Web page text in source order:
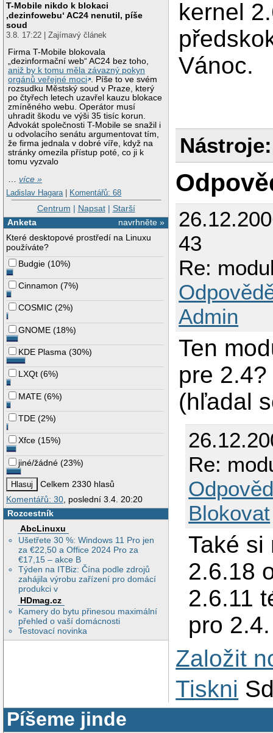
T-Mobile nikdo k blokaci
‚dezinfowebu‘ AC24 nenutil, píše
soud
3.8. 17:22 | Zajímavý článek
Firma T-Mobile blokovala
„dezinformační web“ AC24 bez toho,
aniž by k tomu měla závazný pokyn
orgánů veřejné moci . Píše to ve svém
rozsudku Městský soud v Praze, který
po čtyřech letech uzavřel kauzu blokace
zmíněného webu. Operátor musí
uhradit škodu ve výši 35 tisíc korun.
Advokát společnosti T-Mobile se snažil i
u odvolacího senátu argumentovat tím,
že firma jednala v dobré víře, když na
stránky omezila přístup poté, co ji k
tomu vyzvalo
…více »
Ladislav Hagara | Komentářů: 68
Centrum | Napsat| Starší
navrhněte »
Anketa
Které desktopové prostředí na Linuxu
používáte?
Budgie (10%)
Cinnamon (7%)
COSMIC (2%)
GNOME (18%)
KDE Plasma (30%)
LXQt (6%)
MATE (6%)
TDE (2%)
Xfce (15%)
jiné/žádné (23%)
Celkem 2330 hlasů
Komentářů: 30, poslední 3.4. 20:20
Rozcestník
AbcLinuxu
Ušetřete 30 %: Windows 11 Pro jen
za €22,50 a Office 2024 Pro za
€17,15 – akce B
Týden na ITBiz: Čína podle zdrojů
zahájila výrobu zařízení pro domácí
produkci v
HDmag.cz
Kamery do bytu přinesou maximální
přehled o vaší domácnosti
Testovací novinka
kernel
Vánoc.
Nástroje:
43
Re:
Admin
Ten
pre
(hľadal
Re:
Blokovat
Také si
2.6.18
2.6.11
pro 2.4.
Založit
Tiskni
Píšeme jinde